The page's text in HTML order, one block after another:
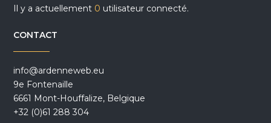
Il y a actuellement 0 utilisateur connecté.
CONTACT
info@ardenneweb.eu
9e Fontenaille
6661 Mont-Houffalize, Belgique
+32 (0)61 288 304